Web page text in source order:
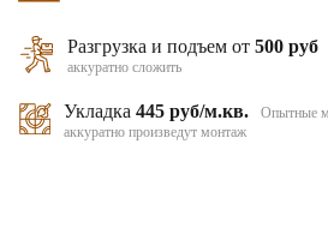
Разгрузка и подъем от500 руб
аккуратно сложить
Укладка 445 руб/м.кв.
Опытные
аккуратно произведут монтаж